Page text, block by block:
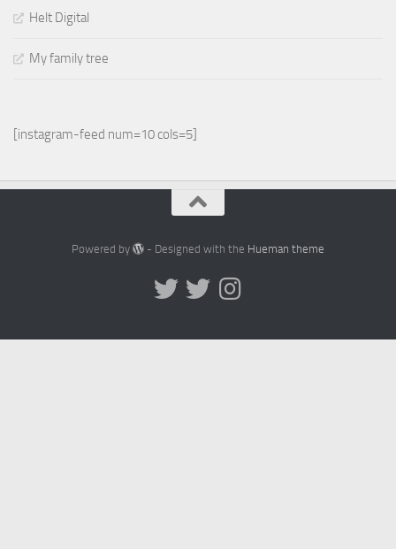
Helt Digital
My family tree
[instagram-feed num=10 cols=5]
Powered by - Designed with the Hueman theme